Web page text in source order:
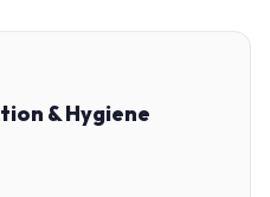
& Hygiene